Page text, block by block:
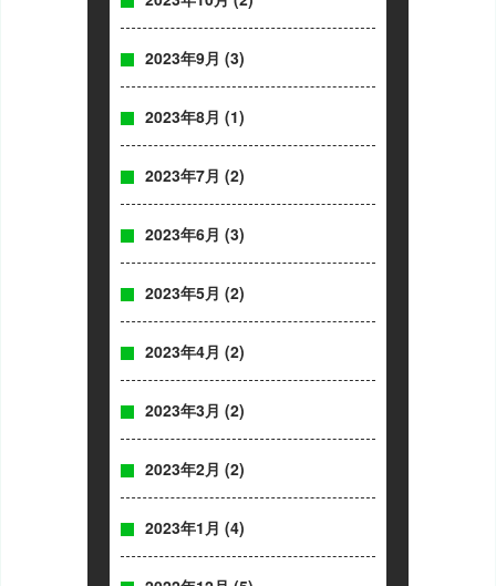
2023年9月 (3)
2023年8月 (1)
2023年7月 (2)
2023年6月 (3)
2023年5月 (2)
2023年4月 (2)
2023年3月 (2)
2023年2月 (2)
2023年1月 (4)